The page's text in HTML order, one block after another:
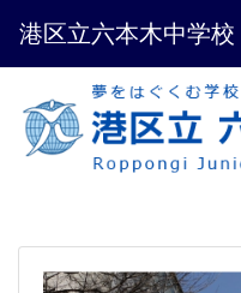
港区立六本木中学校